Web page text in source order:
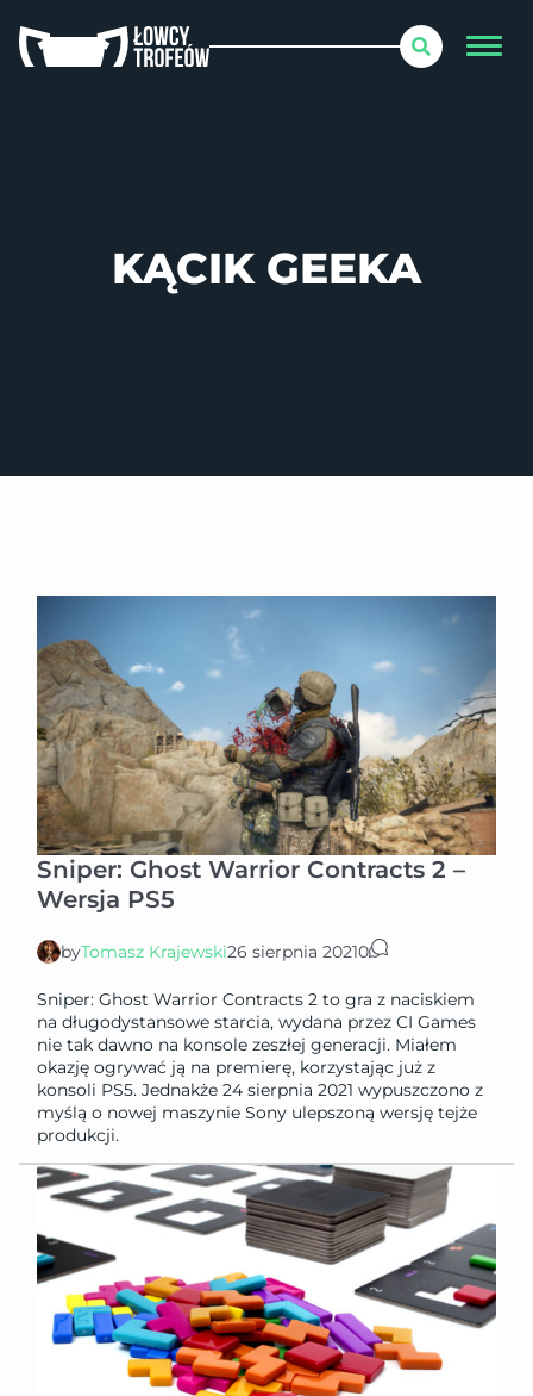
KĄCIK GEEKA
Sniper: Ghost Warrior Contracts 2 –
Wersja PS5
byTomasz Krajewski26 sierpnia 20210
Sniper: Ghost Warrior Contracts 2 to gra z naciskiem
na długodystansowe starcia, wydana przez CI Games
nie tak dawno na konsole zeszłej generacji. Miałem
okazję ogrywać ją na premierę, korzystając już z
konsoli PS5. Jednakże 24 sierpnia 2021 wypuszczono z
myślą o nowej maszynie Sony ulepszoną wersję tejże
produkcji.